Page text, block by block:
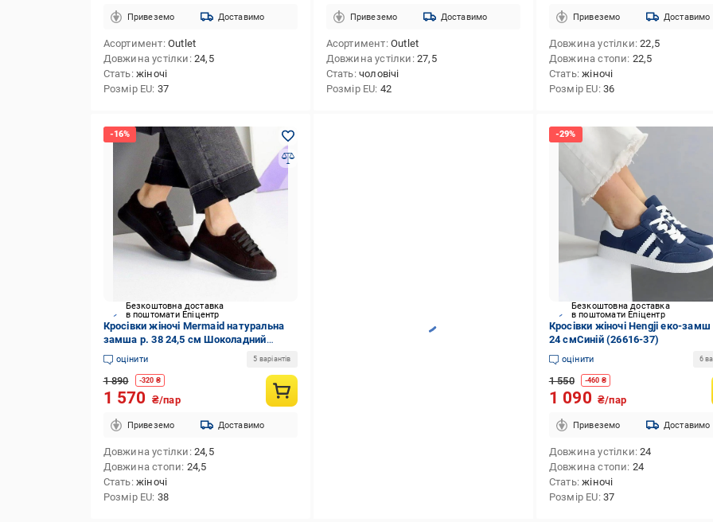
Привеземо Доставимо
Асортимент Outlet
Довжина устілки 24,5
Стать жіночі
Розмір EU 37
Привеземо Доставимо
Асортимент Outlet
Довжина устілки 27,5
Стать чоловічі
Розмір EU 42
Привеземо Доставимо
Довжина устілки 22,5
Довжина стопи 22,5
Стать жіночі
Розмір EU 36
Безкоштовна доставка
в поштомати Епіцентр
Кросівки жіночі Mermaid натуральна
замша р. 38 24,5 см Шоколадний
(26260-38)
оцінити 5 варіантів
1 890 -320 ₴
1 570 ₴/пар
Привеземо Доставимо
Довжина устілки 24,5
Довжина стопи 24,5
Стать жіночі
Розмір EU 38
Безкоштовна доставка
в поштомати Епіцентр
Кросівки жіночі Hengji еко-замш
24 смСиній (26616-37)
оцінити 6
1 550 -460 ₴
1 090 ₴/пар
Привеземо Доставимо
Довжина устілки 24
Довжина стопи 24
Стать жіночі
Розмір EU 37